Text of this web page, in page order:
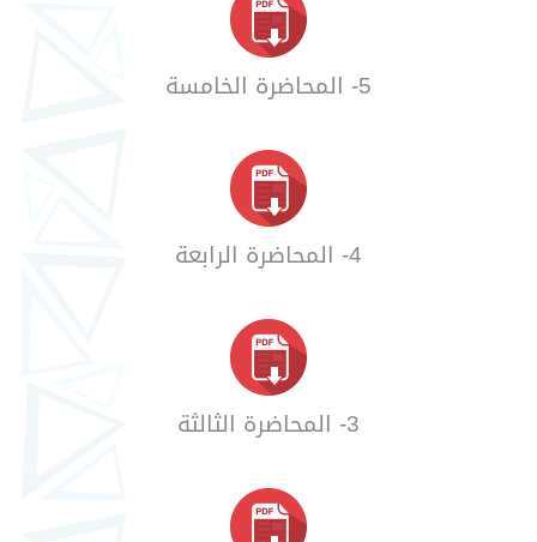
5- المحاضرة الخامسة
4- المحاضرة الرابعة
3- المحاضرة الثالثة